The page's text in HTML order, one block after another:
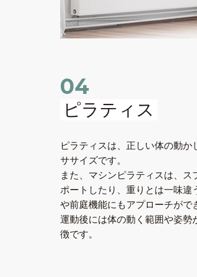
04
ピラティス
ピラティスは、正しい体の動
ササイズです。
また、マシンピラティスは、
ポートしたり、重りとは⼀味
や前庭機能にもアプローチがで
運動後には体の動く範囲や姿勢
徴です。